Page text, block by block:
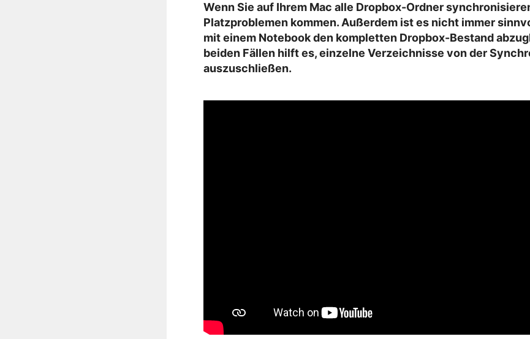
Wenn Sie auf Ihrem Mac alle Dropbox-Ordner
Platzproblemen kommen. Außerdem ist es nicht immer
mit einem Notebook den kompletten Dropbox-Bestand
beiden Fällen hilft es, einzelne Verzeichnisse von der
auszuschließen.